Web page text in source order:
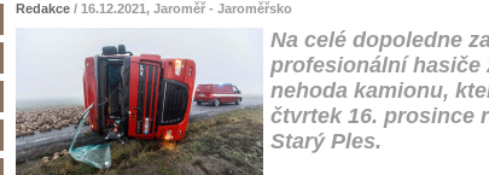
Redakce / 16.12.2021, Jaroměř - Jaroměřsko
Na celé dopoledne
profesionální hasiče
nehoda kamionu,
čtvrtek 16. prosince
Starý Ples.